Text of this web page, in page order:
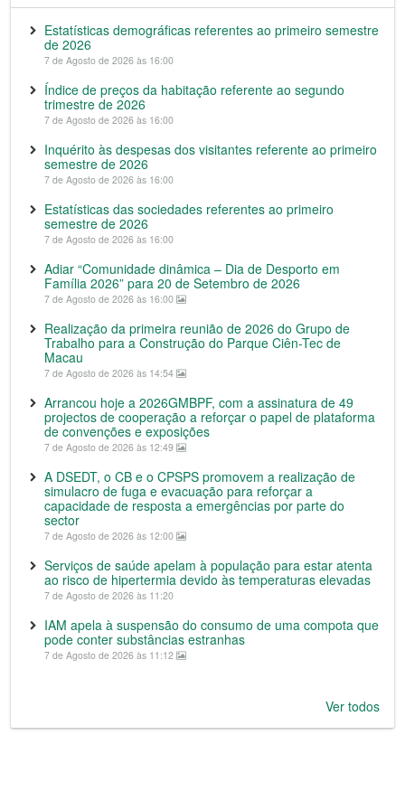
Estatísticas demográficas referentes ao primeiro semestre
de 2026
7 de Agosto de 2026 às 16:00
Índice de preços da habitação referente ao segundo
trimestre de 2026
7 de Agosto de 2026 às 16:00
Inquérito às despesas dos visitantes referente ao primeiro
semestre de 2026
7 de Agosto de 2026 às 16:00
Estatísticas das sociedades referentes ao primeiro
semestre de 2026
7 de Agosto de 2026 às 16:00
Adiar “Comunidade dinâmica – Dia de Desporto em
Família 2026” para 20 de Setembro de 2026
7 de Agosto de 2026 às 16:00
Realização da primeira reunião de 2026 do Grupo de
Trabalho para a Construção do Parque Ciên-Tec de
Macau
7 de Agosto de 2026 às 14:54
Arrancou hoje a 2026GMBPF, com a assinatura de 49
projectos de cooperação a reforçar o papel de plataforma
de convenções e exposições
7 de Agosto de 2026 às 12:49
A DSEDT, o CB e o CPSPS promovem a realização de
simulacro de fuga e evacuação para reforçar a
capacidade de resposta a emergências por parte do
sector
7 de Agosto de 2026 às 12:00
Serviços de saúde apelam à população para estar atenta
ao risco de hipertermia devido às temperaturas elevadas
7 de Agosto de 2026 às 11:20
IAM apela à suspensão do consumo de uma compota que
pode conter substâncias estranhas
7 de Agosto de 2026 às 11:12
Ver todos